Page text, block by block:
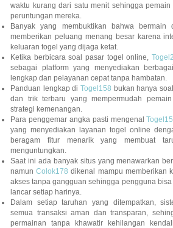
waktu kurang dari satu menit sehingga
peruntungan mereka.
Banyak yang membuktikan bahwa bermain
memberikan peluang menang besar karena
keluaran togel yang dijaga ketat.
Ketika berbicara soal pasar togel online,
sebagai platform yang menyediakan
lengkap dan pelayanan cepat tanpa hambatan.
Panduan lengkap di Togel158 bukan hanya
dan trik terbaru yang mempermudah
strategi kemenangan.
Para penggemar angka pasti mengenal
yang menyediakan layanan togel online
beragam fitur menarik yang membuat
menguntungkan.
Saat ini ada banyak situs yang menawarkan
namunColok178 dikenal mampu memberikan
akses tanpa gangguan sehingga pengguna
lancar setiap harinya.
Dalam setiap taruhan yang ditempatkan,
semua transaksi aman dan transparan,
permainan tanpa khawatir kehilangan